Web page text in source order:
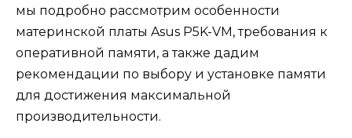
мы подробно рассмотрим особенности
материнской платы Asus P5K-VM, требования к
оперативной памяти, а также дадим
рекомендации по выбору и установке памяти
для достижения максимальной
производительности.